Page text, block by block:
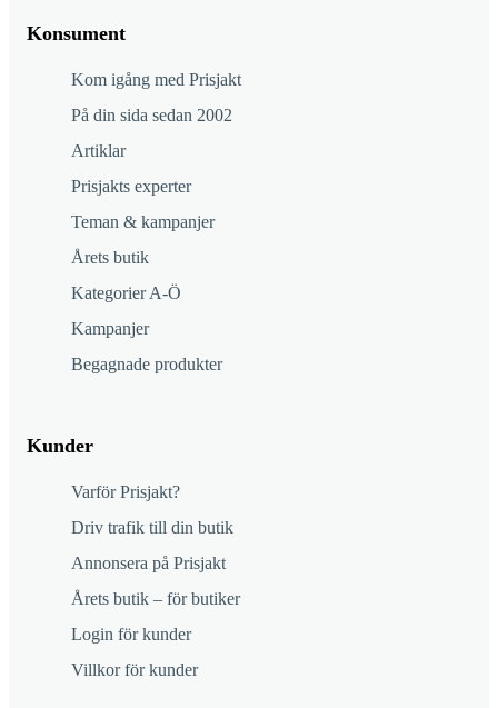
Konsument
Kom igång med Prisjakt
På din sida sedan 2002
Artiklar
Prisjakts experter
Teman & kampanjer
Årets butik
Kategorier A-Ö
Kampanjer
Begagnade produkter
Kunder
Varför Prisjakt?
Driv trafik till din butik
Annonsera på Prisjakt
Årets butik – för butiker
Login för kunder
Villkor för kunder